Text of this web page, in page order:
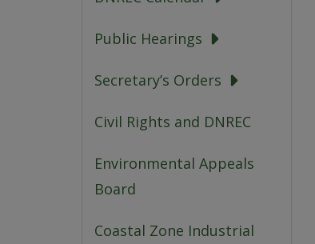
Public Hearings
Secretary’s Orders
Civil Rights and DNREC
Environmental Appeals
Board
Coastal Zone Industrial